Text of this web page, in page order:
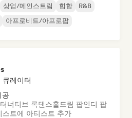
상업/메인스트림 힙합
R&B
아프로비트/아프로팝
큐레이터
공
너티브 록댄스홀드림 팝인디 팝
트에 아티스트 추가